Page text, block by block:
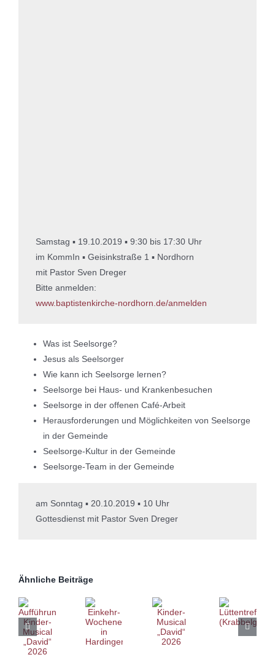
Samstag ▪ 19.10.2019 ▪ 9:30 bis 17:30 Uhr
im KommIn ▪ Geisinkstraße 1 ▪ Nordhorn
mit Pastor Sven Dreger
Bitte anmelden:
www.baptistenkirche-nordhorn.de/anmelden
Was ist Seelsorge?
Jesus als Seelsorger
Wie kann ich Seelsorge lernen?
Seelsorge bei Haus- und Krankenbesuchen
Seelsorge in der offenen Café-Arbeit
Herausforderungen und Möglichkeiten von Seelsorge
in der Gemeinde
Seelsorge-Kultur in der Gemeinde
Seelsorge-Team in der Gemeinde
am Sonntag ▪ 20.10.2019 ▪ 10 Uhr
Gottesdienst mit Pastor Sven Dreger
Ähnliche Beiträge